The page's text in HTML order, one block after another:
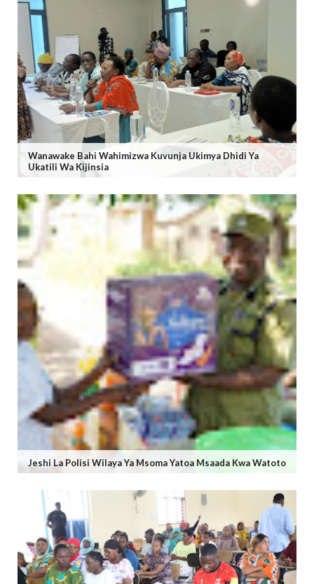
Wanawake Bahi Wahimizwa Kuvunja Ukimya Dhidi Ya
Ukatili Wa Kijinsia
Jeshi La Polisi Wilaya Ya Msoma Yatoa Msaada Kwa Watoto